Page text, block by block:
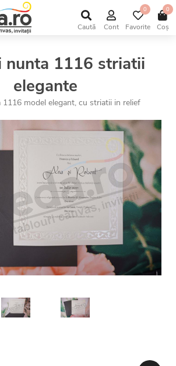
Caută Cont Favorite
0
Coș
0
nunta 1116 striatii
elegante
model elegant, cu striatii in relief